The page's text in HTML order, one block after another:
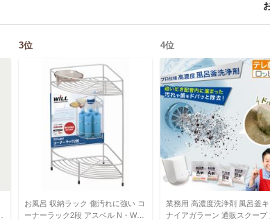
3位
お風呂 収納ラック 傷汚れに強い コ
ーナーラック2段 アスベル N・Wコ
4位
業務用 高濃度洗浄剤 風呂釜キ
ナイアガラーン 通販スクープ